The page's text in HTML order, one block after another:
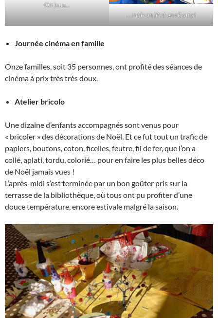
On joue…
… mais on lit et on rit aussi
Journée cinéma en famille
Onze familles, soit 35 personnes, ont profité des séances de
cinéma à prix très très doux.
Atelier bricolo
Une dizaine d’enfants accompagnés sont venus pour
« bricoler » des décorations de Noël. Et ce fut tout un trafic de
papiers, boutons, coton, ficelles, feutre, fil de fer, que l’on a
collé, aplati, tordu, colorié… pour en faire les plus belles déco
de Noël jamais vues !
L’après-midi s’est terminée par un bon goûter pris sur la
terrasse de la bibliothèque, où tous ont pu profiter d’une
douce température, encore estivale malgré la saison.